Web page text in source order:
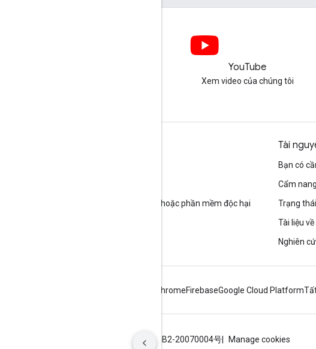
YouTube
Xem video của chúng tôi
Báo cáo nội dung rác, nội dung lừa đảo hoặc phần mềm độc hại
Tài
Bạn có
Cẩm
Trạng
Tài liệu
Nghiên
ChromeFirebaseGoogle Cloud Platform
ICP证合字B2-20070004号 Manage cookies